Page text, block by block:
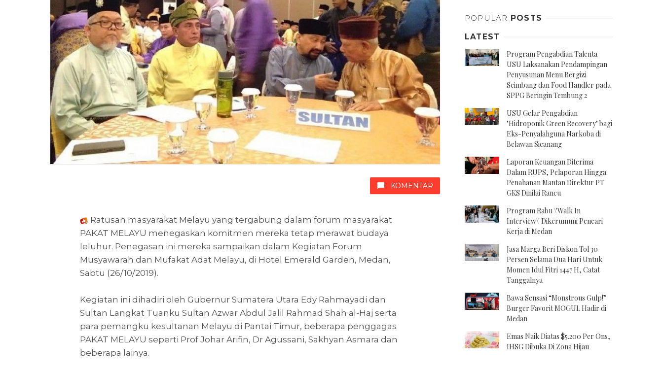
KOMENTAR
Ratusan masyarakat Melayu yang tergabung dalam forum masyarakat
PAKAT MELAYU menegaskan komitmen mereka tetap merawat budaya
leluhur. Penegasan ini mereka sampaikan dalam Kegiatan Forum
Musyawarah dan Mufakat Adat Melayu, di Hotel Emerald Garden, Medan,
Sabtu (26/10/2019).
Kegiatan ini dihadiri oleh Gubernur Sumatera Utara Edy Rahmayadi dan
Sultan Langkat Tuanku Sultan Azwar Abdul Jalil Rahmad Shah al-Haj serta
para pemangku kesultanan Melayu di Pantai Timur, beberapa penggagas
PAKAT MELAYU seperti Prof Johar Arifin, Dr Agussani, Sakhyan Asmara dan
beberapa lainya.
POPULAR POSTS
LATEST
Program Pengabdian Talenta
USU Laksanakan Pendampingan
Penyusunan Menu Bergizi
Seimbang dan Food Handler pada
SPPG Beringin Tembung 2
USU Gelar Pengabdian
"Hidroponik Green Recovery" bagi
Eks-Penyalahguna Narkoba di
Belawan Sicanang
Laporan Keuangan Diterima
Dalam RUPS, Pelaporan Hingga
Penahanan Mantan Direktur PT
GKS Dinilai Rancu
Program Rabu \'Walk In
Interview\' Dikerumuni Pencari
Kerja di Medan
Jasa Marga Beri Diskon Tol 30
Persen Selama Dua Hari Untuk
Momen Idul Fitri 1447 H, Catat
Tanggalnya
Bawa Sensasi “Monstrous Gulp!”
Burger Favorit MOGUL Hadir di
Medan
Emas Naik Diatas $5.200 Per Ons,
IHSG Dibuka Di Zona Hijau